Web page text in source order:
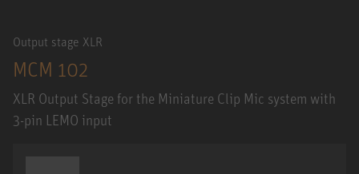
Output stage XLR
MCM 102
XLR Output Stage for the Miniature Clip Mic system with
3-pin LEMO input